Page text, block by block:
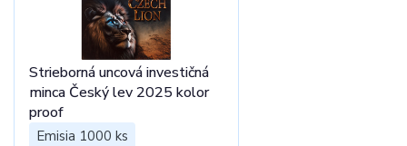
Strieborná uncová investičná
minca Český lev 2025 kolor
proof
Emisia 1000 ks